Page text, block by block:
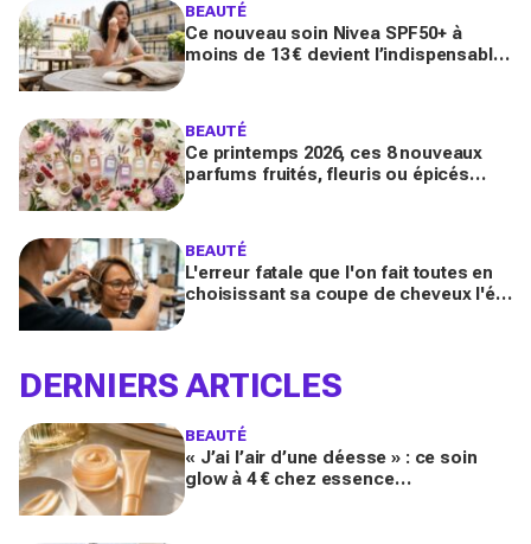
BEAUTÉ
Ce nouveau soin Nivea SPF50+ à
moins de 13 € devient l’indispensable
BEAUTÉ
Ce printemps 2026, ces 8 nouveaux
parfums fruités, fleuris ou épicés
BEAUTÉ
L'erreur fatale que l'on fait toutes en
choisissant sa coupe de cheveux l'été
DERNIERS ARTICLES
BEAUTÉ
« J’ai l’air d’une déesse » : ce soin
glow à 4 € chez essence